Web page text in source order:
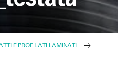
E PROFILATI LAMINATI